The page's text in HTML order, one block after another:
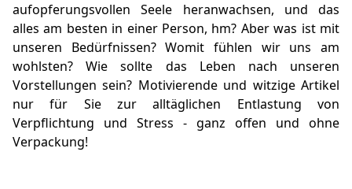
aufopferungsvollen Seele heranwachsen, und das
alles am besten in einer Person, hm? Aber was ist mit
unseren Bedürfnissen? Womit fühlen wir uns am
wohlsten? Wie sollte das Leben nach unseren
Vorstellungen sein? Motivierende und witzige Artikel
nur für Sie zur alltäglichen Entlastung von
Verpflichtung und Stress - ganz offen und ohne
Verpackung!